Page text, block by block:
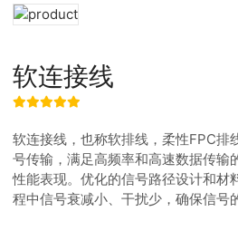
软连接线
软连接线，也称软排线，柔性FPC排
号传输，满足高频率和高速数据传输
性能表现。优化的信号路径设计和材
程中信号衰减小、干扰少，确保信号